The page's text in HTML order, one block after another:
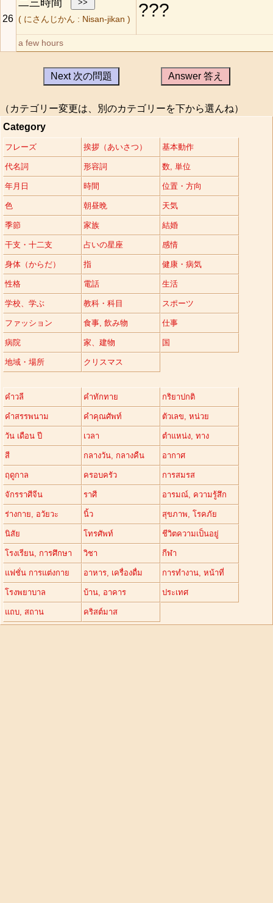
26
二三時間
( にさんじかん : Nisan-jikan ) ???
a few hours
（カテゴリー変更は、別のカテゴリーを下から選んね）
Category
フレーズ 挨拶（あいさつ） 基本動作
代名詞 形容詞 数, 単位
年月日 時間 位置・方向
色 朝昼晩 天気
季節 家族 結婚
干支・十二支 占いの星座 感情
身体（からだ） 指 健康・病気
性格 電話 生活
学校、学ぶ 教科・科目 スポーツ
ファッション 食事, 飲み物 仕事
病院 家、建物 国
地域・場所 クリスマス
คำวลี คำทักทาย กริยาปกติ
คำสรรพนาม คำคุณศัพท์ ตัวเลข, หน่วย
วัน เดือน ปี เวลา ตำแหน่ง, ทาง
สี กลางวัน, กลางคืน อากาศ
ฤดูกาล ครอบครัว การสมรส
จักรราศีจีน ราศี อารมณ์, ความรู้สึก
ร่างกาย, อวัยวะ นิ้ว สุขภาพ, โรคภัย
นิสัย โทรศัพท์ ชีวิตความเป็นอยู่
โรงเรียน, การศึกษา วิชา กีฬา
แฟชั่น การแต่งกาย อาหาร, เครื่องดื่ม การทำงาน, หน้าที่
โรงพยาบาล บ้าน, อาคาร ประเทศ
แถบ, สถาน คริสต์มาส